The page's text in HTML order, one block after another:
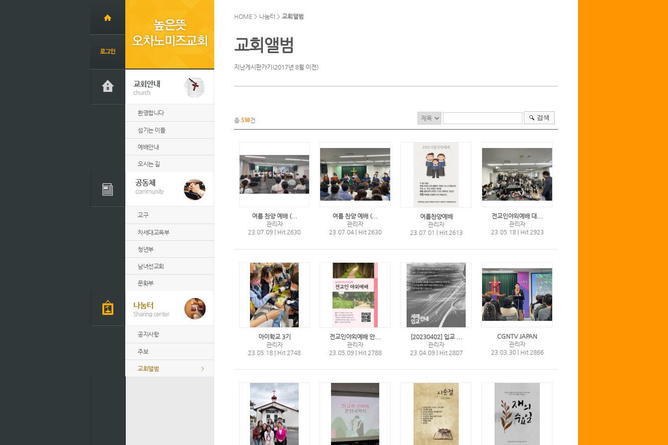
환영합니다
섬기는 이들
예배안내
오시는 길
교구
차세대교육부
청년부
남녀선교회
문화부
공지사항
주보
교회앨범
HOME > 나눔터 > 교회앨범
교회앨범
지난게시판가기(2017년 8월 이전)
총 530건 검색
여름 찬양 예배 (...
관리자
23.07.09
Hit 2630
여름 찬양 예배 (...
관리자
23.07.04
Hit 2630
여름찬양예배
관리자
23.07.01
Hit 2613
전교인야외예배 대...
관리자
23.05.18
Hit 2923
아이학교 3기
관리자
23.05.18
Hit 2748
전교인야외예배 안...
관리자
23.05.09
Hit 2788
[20230402] 입교 ...
관리자
23.04.09
Hit 2807
CGNTV JAPAN
관리자
23.03.30
Hit 2866